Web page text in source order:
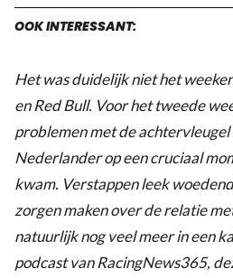
OOK INTERESSANT:
Het was duidelijk niet het
en Red Bull. Voor het tweede
problemen met de
Nederlander op een cruciaal
kwam. Verstappen leek
zorgen maken over de relatie
natuurlijk nog veel meer in een
podcast van RacingNews365,